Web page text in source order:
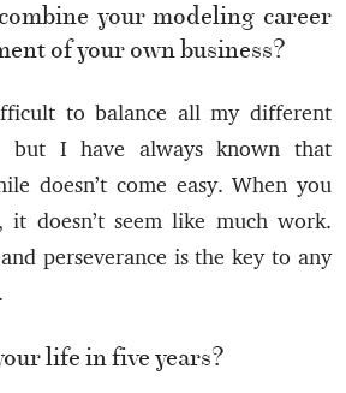
your modeling career
of your own business?
to balance all my different
but I have always known that
doesn’t come easy. When you
doesn’t seem like much work.
perseverance is the key to any
life in five years?